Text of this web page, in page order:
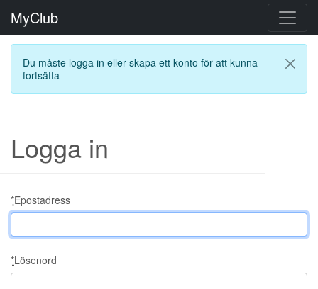
MyClub
Du måste logga in eller skapa ett konto för att kunna
fortsätta
Logga in
*Epostadress
*Lösenord